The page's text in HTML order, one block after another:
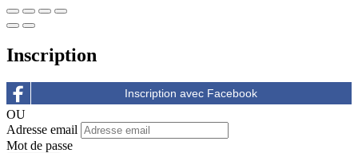
Inscription
OU
Adresse email
Mot de passe